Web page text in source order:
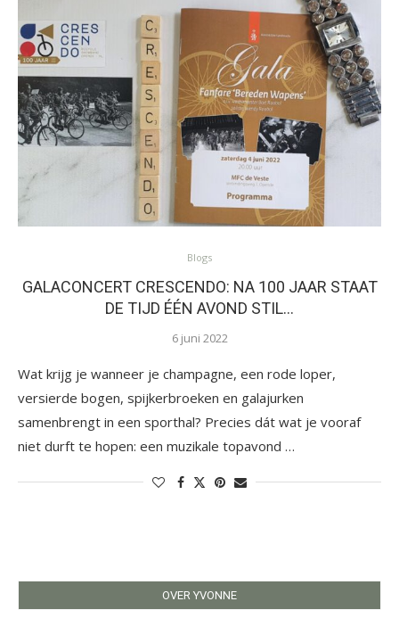
Blogs
GALACONCERT CRESCENDO: NA 100 JAAR STAAT
DE TIJD ÉÉN AVOND STIL…
6 juni 2022
Wat krijg je wanneer je champagne, een rode loper,
versierde bogen, spijkerbroeken en galajurken
samenbrengt in een sporthal? Precies dát wat je vooraf
niet durft te hopen: een muzikale topavond …
OVER YVONNE